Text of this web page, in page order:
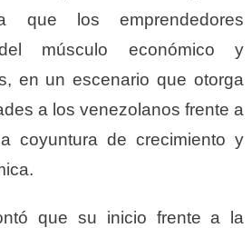
que los emprendedores
músculo económico y
en un escenario que otorga
a los venezolanos frente a
coyuntura de crecimiento y
que su inicio frente a la